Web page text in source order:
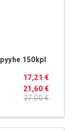
150kpl
21,60 €
17,21 €
27,00 €